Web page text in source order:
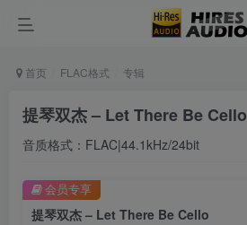
首页 FLAC格式 专辑
提琴双杰 – Let There Be Cello
音质格式：FLAC|44.1kHz/24bit
提琴双杰 – Let There Be Cello
会员专享